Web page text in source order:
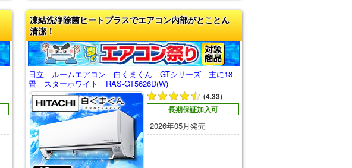
凍結洗浄除菌ヒートプラスでエアコン内部がとことん
清潔！
日立 ルームエアコン 白くまくん GTシリーズ 主に18
畳 スターホワイト RAS-GT5626D(W)
(4.33)
長期保証加入可
2026年05月発売